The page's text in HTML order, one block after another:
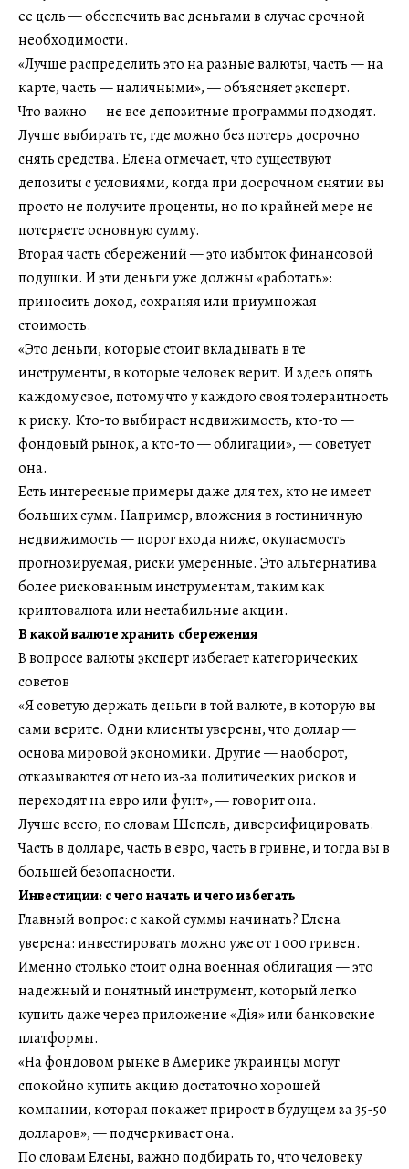
ее цель — обеспечить вас деньгами в случае срочной
необходимости.
«Лучше распределить это на разные валюты, часть — на
карте, часть — наличными», — объясняет эксперт.
Что важно — не все депозитные программы подходят.
Лучше выбирать те, где можно без потерь досрочно
снять средства. Елена отмечает, что существуют
депозиты с условиями, когда при досрочном снятии вы
просто не получите проценты, но по крайней мере не
потеряете основную сумму.
Вторая часть сбережений — это избыток финансовой
подушки. И эти деньги уже должны «работать»:
приносить доход, сохраняя или приумножая
стоимость.
«Это деньги, которые стоит вкладывать в те
инструменты, в которые человек верит. И здесь опять
каждому свое, потому что у каждого своя толерантность
к риску. Кто-то выбирает недвижимость, кто-то —
фондовый рынок, а кто-то — облигации», — советует
она.
Есть интересные примеры даже для тех, кто не имеет
больших сумм. Например, вложения в гостиничную
недвижимость — порог входа ниже, окупаемость
прогнозируемая, риски умеренные. Это альтернатива
более рискованным инструментам, таким как
криптовалюта или нестабильные акции.
В какой валюте хранить сбережения
В вопросе валюты эксперт избегает категорических
советов
«Я советую держать деньги в той валюте, в которую вы
сами верите. Одни клиенты уверены, что доллар —
основа мировой экономики. Другие — наоборот,
отказываются от него из-за политических рисков и
переходят на евро или фунт», — говорит она.
Лучше всего, по словам Шепель, диверсифицировать.
Часть в долларе, часть в евро, часть в гривне, и тогда вы в
большей безопасности.
Инвестиции: с чего начать и чего избегать
Главный вопрос: с какой суммы начинать? Елена
уверена: инвестировать можно уже от 1 000 гривен.
Именно столько стоит одна военная облигация — это
надежный и понятный инструмент, который легко
купить даже через приложение «Дія» или банковские
платформы.
«На фондовом рынке в Америке украинцы могут
спокойно купить акцию достаточно хорошей
компании, которая покажет прирост в будущем за 35-50
долларов», — подчеркивает она.
По словам Елены, важно подбирать то, что человеку